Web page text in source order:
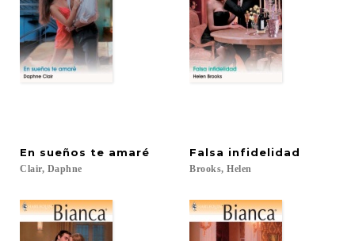
En sueños te amaré
Clair, Daphne
Falsa infidelidad
Brooks, Helen